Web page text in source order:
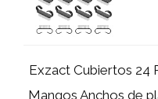
Exzact Cubiertos 24
Mangos Anchos de